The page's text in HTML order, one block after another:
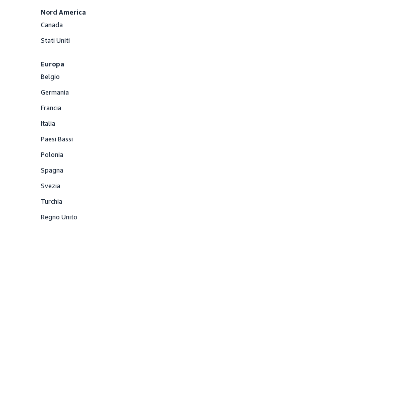
Nord America
Fornito
Canada
Fornito
Stati Uniti
Europa
Fornito
Belgio
Fornito
Germania
Fornito
Francia
Fornito
Italia
Fornito
Paesi Bassi
Fornito
Polonia
Fornito
Spagna
Fornito
Svezia
Fornito
Turchia
Fornito
Regno Unito